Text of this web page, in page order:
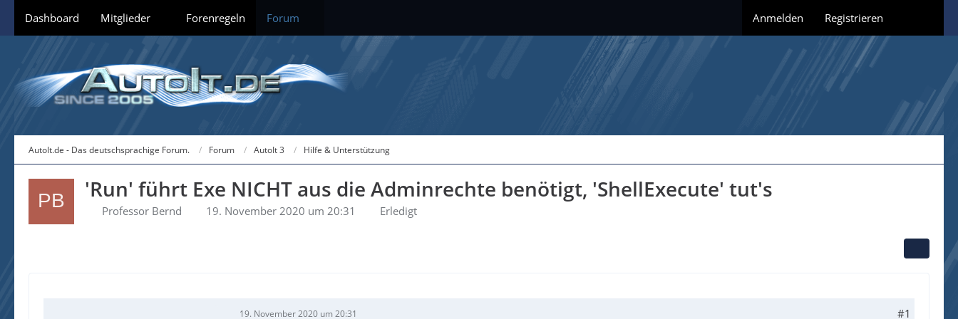
Dashboard Mitglieder Forenregeln Forum Anmelden Registrieren
AutoIt.de - Das deutschsprachige Forum. Forum AutoIt 3 Hilfe & Unterstützung
'Run' führt Exe NICHT aus die Adminrechte benötigt, 'ShellExecute' tut's
Professor Bernd 19. November 2020 um 20:31 Erledigt
19. November 2020 um 20:31 #1